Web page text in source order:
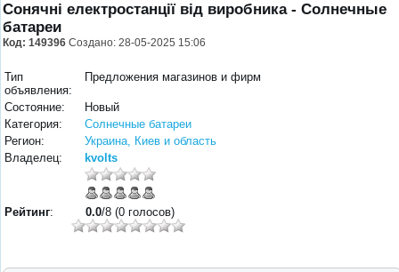
Сонячні електростанції від виробника- Солнечные
батареи
Код: 149396 Создано: 28-05-2025 15:06
Тип
объявления:
Предложения магазинов и фирм
Состояние:
Новый
Категория:
Солнечные батареи
Регион:
Украина, Киев и область
Владелец:
kvolts
Рейтинг: 0.0/8 (0 голосов)